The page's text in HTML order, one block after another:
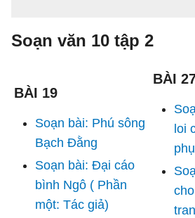
Soạn văn 10 tập 2
BÀI 19
Soạn bài: Phú sông
Bạch Đằng
Soạn bài: Đại cáo
bình Ngô ( Phần
một: Tác giả)
BÀI
loi